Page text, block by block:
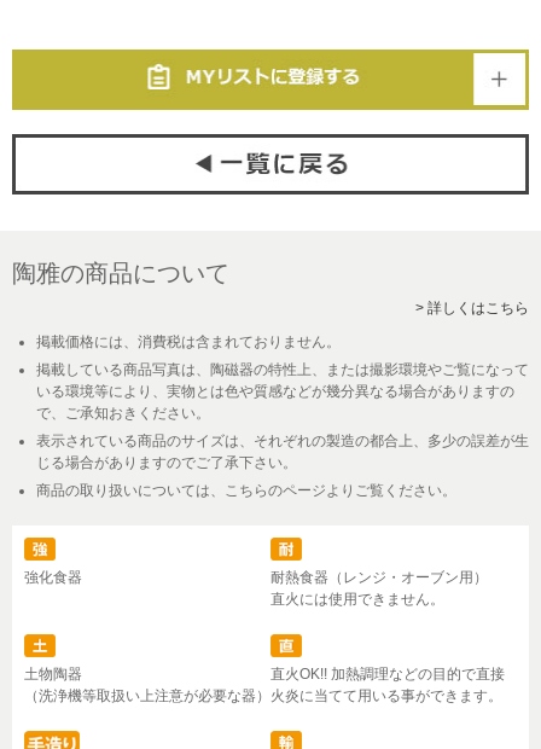
陶雅の商品について
> 詳しくはこちら
掲載価格には、消費税は含まれておりません。
掲載している商品写真は、陶磁器の特性上、または撮影環境やご覧になって
いる環境等により、実物とは色や質感などが幾分異なる場合がありますの
で、ご承知おきください。
表示されている商品のサイズは、それぞれの製造の都合上、多少の誤差が生
じる場合がありますのでご了承下さい。
商品の取り扱いについては、こちらのページよりご覧ください。
強化食器
耐熱食器（レンジ・オーブン用）
直火には使用できません。
土物陶器
（洗浄機等取扱い上注意が必要な器）
直火OK!! 加熱調理などの目的で直接
火炎に当てて用いる事ができます。